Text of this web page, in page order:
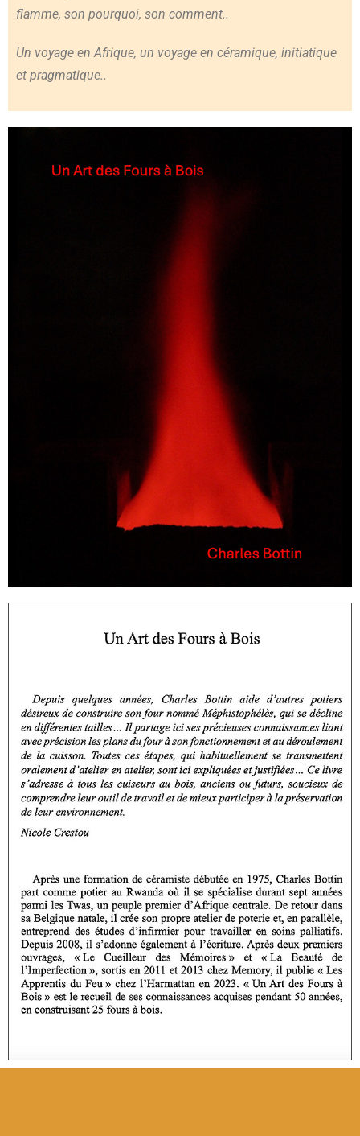
flamme, son pourquoi, son comment..
Un voyage en Afrique, un voyage en céramique, initiatique
et pragmatique..